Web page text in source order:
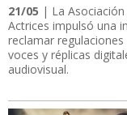
21/05 | La
Actrices impulsó una
reclamar
voces y réplicas
audiovisual.